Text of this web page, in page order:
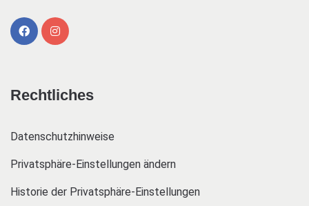
Rechtliches
Datenschutzhinweise
Privatsphäre-Einstellungen ändern
Historie der Privatsphäre-Einstellungen